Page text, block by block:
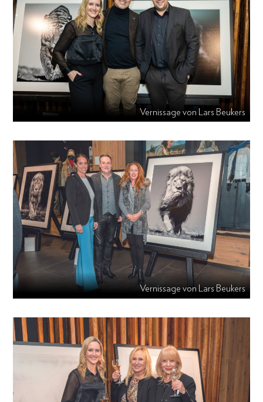
Vernissage von Lars Beukers
Vernissage von Lars Beukers